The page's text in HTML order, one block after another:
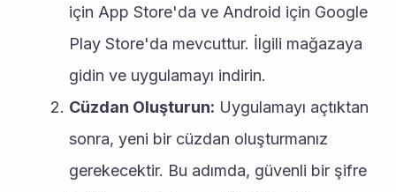
için App Store'da ve Android için Google
Play Store'da mevcuttur. İlgili mağazaya
gidin ve uygulamayı indirin.
Cüzdan Oluşturun: Uygulamayı açtıktan
sonra, yeni bir cüzdan oluşturmanız
gerekecektir. Bu adımda, güvenli bir şifre